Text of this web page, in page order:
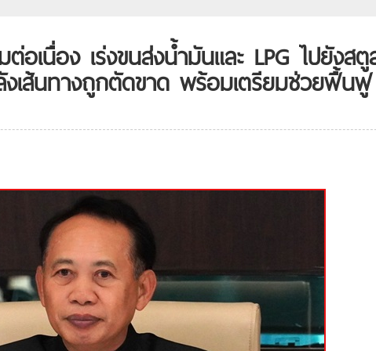
เนื่อง เร่งขนส่งน้ำมันและ LPG ไปยังสตู
เส้นทางถูกตัดขาด พร้อมเตรียมช่วยฟื้นฟู